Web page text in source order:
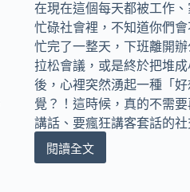
聯
名
｜
打
造
最
舒
服
的
複
在現在這個每天都被工作
忙碌社會裡，不知道你們
忙完了一整天，下班離開
拉松會議，或是終於把堆
後，心裡突然湧起一種「
覺？！這時候，真的不需
講話、要瘋狂講客套話的
閱讀全文
路